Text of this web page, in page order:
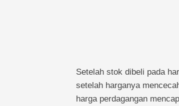
Setelah stok dibeli pada
setelah harganya
harga perdagangan